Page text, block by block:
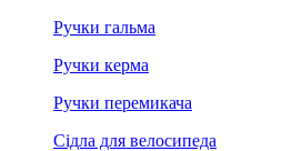
Ручки гальма
Ручки керма
Ручки перемикача
Сідла для велосипеда